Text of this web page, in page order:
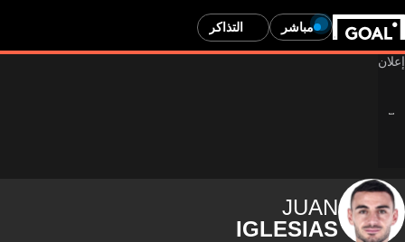
مباشر التذاكر
JUAN
IGLESIAS